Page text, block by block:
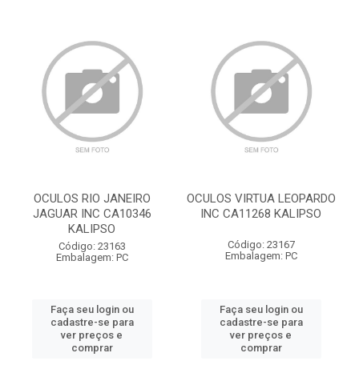
OCULOS RIO JANEIRO
JAGUAR INC CA10346
KALIPSO
Código: 23163
Embalagem: PC
Faça seu login ou
cadastre-se para
ver preços e
comprar
OCULOS VIRTUA LEOPARDO
INC CA11268 KALIPSO
Código: 23167
Embalagem: PC
Faça seu login ou
cadastre-se para
ver preços e
comprar